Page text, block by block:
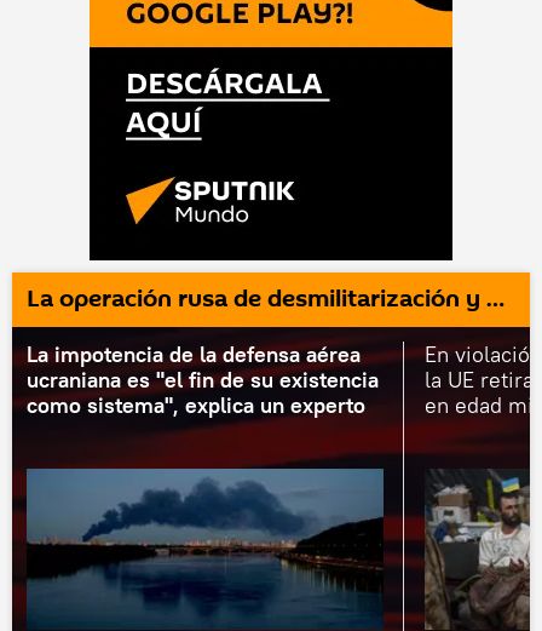
La operación rusa de desmilitarización y desnazificación de Ucrania
La impotencia de la defensa aérea
ucraniana es "el fin de su existencia
como sistema", explica un experto
En
la UE
en edad